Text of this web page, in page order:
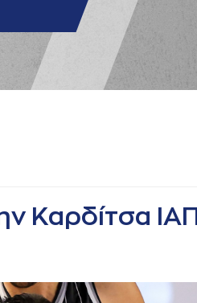
Καρδίτσα